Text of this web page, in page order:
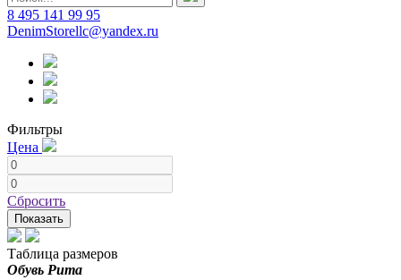
8 495 141 99 95
DenimStorellc@yandex.ru
Фильтры
Цена
Сбросить
Показать
Таблица размеров
Обувь Puma